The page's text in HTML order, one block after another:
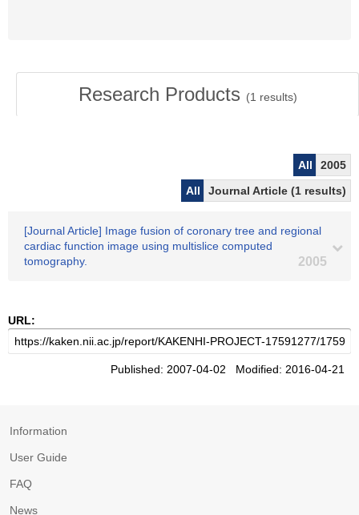
Research Products (1 results)
All
2005
All
Journal Article (1 results)
[Journal Article] Image fusion of coronary tree and regional
cardiac function image using multislice computed
tomography.
2005
URL:
Published: 2007-04-02 Modified: 2016-04-21
Information
User Guide
FAQ
News